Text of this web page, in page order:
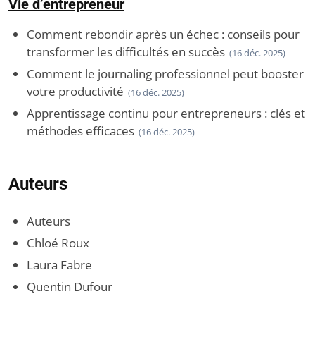
Vie d’entrepreneur
Comment rebondir après un échec : conseils pour
transformer les difficultés en succès (16 déc. 2025)
Comment le journaling professionnel peut booster
votre productivité (16 déc. 2025)
Apprentissage continu pour entrepreneurs : clés et
méthodes efficaces (16 déc. 2025)
Auteurs
Auteurs
Chloé Roux
Laura Fabre
Quentin Dufour